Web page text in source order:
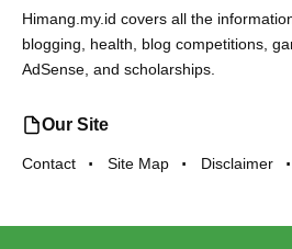
Himang.my.id covers all the
blogging, health, blog competitions,
AdSense, and scholarships.
Our Site
Contact Site Map Disclaimer